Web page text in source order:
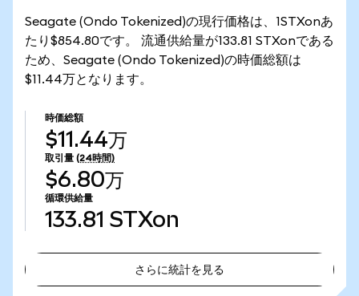
Seagate (Ondo Tokenized)の現行価格は、1STXonあ
たり$854.80です。 流通供給量が133.81 STXonである
ため、Seagate (Ondo Tokenized)の時価総額は
$11.44万となります。
時価総額
$11.44万
取引量 (24時間)
$6.80万
循環供給量
133.81 STXon
さらに統計を見る